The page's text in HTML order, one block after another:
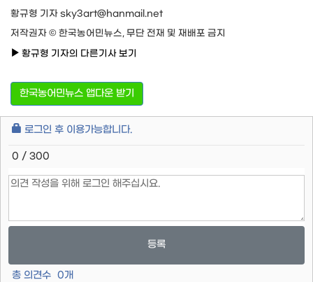
황규형 기자 sky3art@hanmail.net
저작권자 © 한국농어민뉴스, 무단 전재 및 재배포 금지
황규형 기자의 다른기사 보기
한국농어민뉴스 앱다운 받기
로그인 후 이용가능합니다.
0 / 300
등록
총 의견수 0개